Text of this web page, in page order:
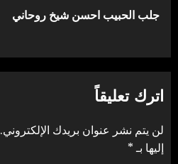
المقالة
جلب الحبيب احسن شيخ روحاني
اترك تعليقاً
لن يتم نشر عنوان بريدك الإلكتروني.
إليها بـ*